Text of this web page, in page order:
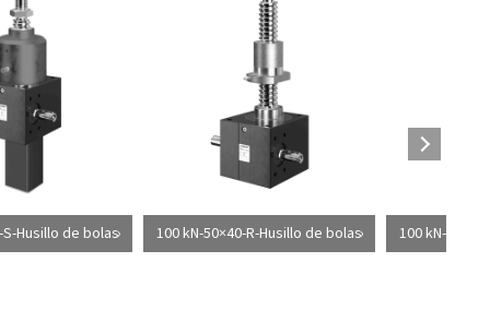
S-Husillo de bolas 100 kN-50×40-R-Husillo de bolas 100 kN-